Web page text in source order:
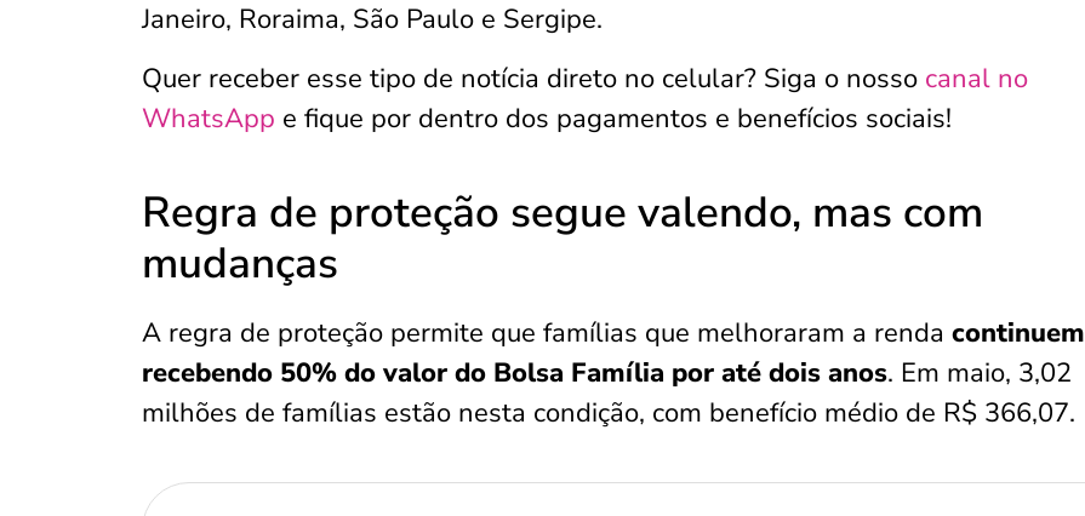
Janeiro, Roraima, São Paulo e Sergipe.
Quer receber esse tipo de notícia direto no celular? Siga o nosso canal no
WhatsApp e fique por dentro dos pagamentos e benefícios sociais!
Regra de proteção segue valendo, mas com
mudanças
A regra de proteção permite que famílias que melhoraram a renda continuem
recebendo 50% do valor do Bolsa Família por até dois anos. Em maio, 3,02
milhões de famílias estão nesta condição, com benefício médio de R$ 366,07.